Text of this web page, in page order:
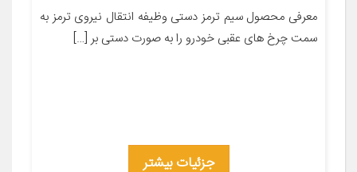
معرفی محصول سیم ترمز دستی وظیفه انتقال نیروی ترمز به
سمت چرخ های عقبی خودرو را به صورت دستی بر […]
جزئیات بیشتر